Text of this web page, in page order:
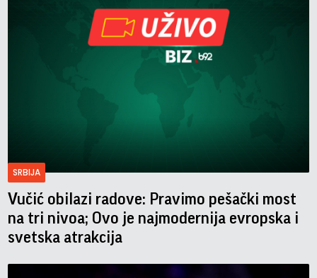
SRBIJA
Vučić obilazi radove: Pravimo pešački most
na tri nivoa; Ovo je najmodernija evropska i
svetska atrakcija